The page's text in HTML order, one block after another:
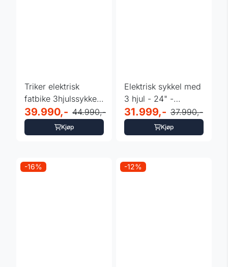
Triker elektrisk
fatbike 3hjulssykkel
- 85NM -
Differensial
39.990,- 44.990,-
Kjøp
Elektrisk sykkel med
3 hjul - 24" -
Leaderfox Lovelo -
...
31.999,- 37.990,-
Kjøp
-16% -12%